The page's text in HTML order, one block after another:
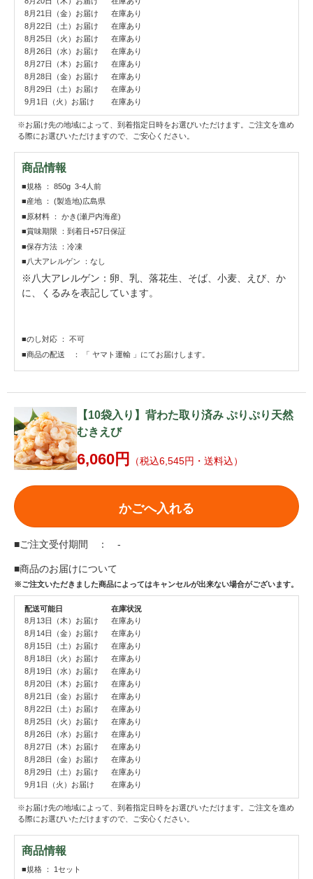
8月21日（金）お届け
在庫あり
8月22日（土）お届け
在庫あり
8月25日（火）お届け
在庫あり
8月26日（水）お届け
在庫あり
8月27日（木）お届け
在庫あり
8月28日（金）お届け
在庫あり
8月29日（土）お届け
在庫あり
9月1日（火）お届け
在庫あり
※お届け先の地域によって、到着指定日時をお選びいただけます。ご注文を進め
る際にお選びいただけますので、ご安心ください。
商品情報
■規格 ： 850g 3-4人前
■産地 ： (製造地)広島県
■原材料 ： かき(瀬戸内海産)
■賞味期限 ：到着日+57日保証
■保存方法 ：冷凍
■八大アレルゲン ：なし
※八大アレルゲン：卵、乳、落花生、そば、小麦、えび、か
に、くるみを表記しています。
■のし対応 ： 不可
■商品の配送 ： 「 ヤマト運輸 」にてお届けします。
【10袋入り】背わた取り済み ぷりぷり天然
むきえび
6,060円 （税込6,545円・送料込）
かごへ入れる
■ご注文受付期間 ： -
■商品のお届けについて
※ご注文いただきました商品によってはキャンセルが出来ない場合がございます。
配送可能日
在庫状況
8月13日（木）お届け
在庫あり
8月14日（金）お届け
在庫あり
8月15日（土）お届け
在庫あり
8月18日（火）お届け
在庫あり
8月19日（水）お届け
在庫あり
8月20日（木）お届け
在庫あり
8月21日（金）お届け
在庫あり
8月22日（土）お届け
在庫あり
8月25日（火）お届け
在庫あり
8月26日（水）お届け
在庫あり
8月27日（木）お届け
在庫あり
8月28日（金）お届け
在庫あり
8月29日（土）お届け
在庫あり
9月1日（火）お届け
在庫あり
※お届け先の地域によって、到着指定日時をお選びいただけます。ご注文を進め
る際にお選びいただけますので、ご安心ください。
商品情報
■規格 ： 1セット